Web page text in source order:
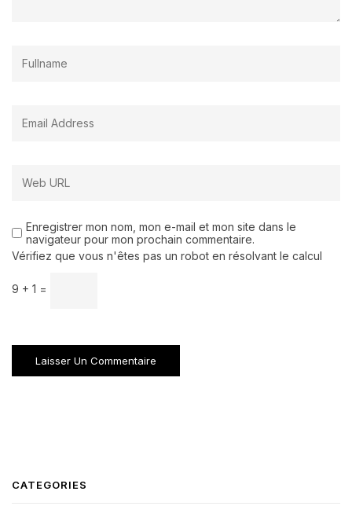
Enregistrer mon nom, mon e-mail et mon site dans le
navigateur pour mon prochain commentaire.
Vérifiez que vous n'êtes pas un robot en résolvant le calcul
9 + 1 =
CATEGORIES